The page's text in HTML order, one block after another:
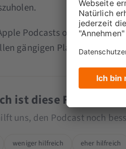
Podcasts oder unserem
gängigen Plattformen.
ist diese Folge für
uns, den Podcast noch
weniger hilfreich eher hilfreich